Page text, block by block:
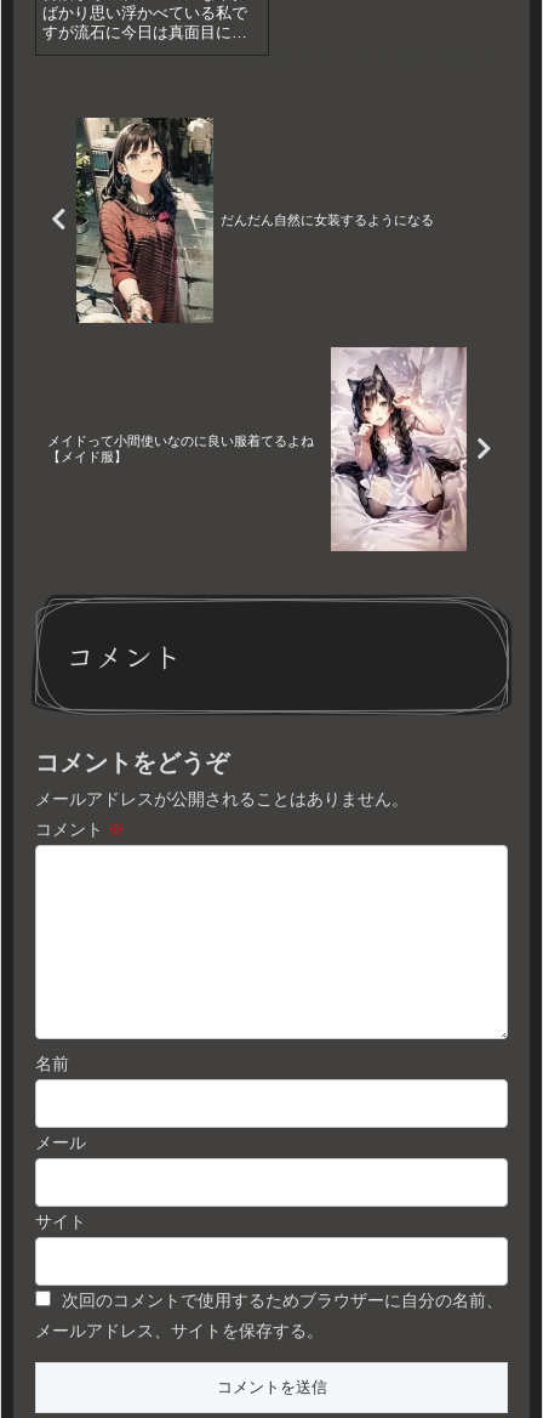
ばかり思い浮かべている私で
すが流石に今日は真面目に選
挙に行きます。どこに入れた
自民党のお友達立憲民主党：
唯一自民党より信用できな
い。維新...
だんだん自然に女装するようになる
メイドって小間使いなのに良い服着てるよね
【メイド服】
コメント
コメントをどうぞ
メールアドレスが公開されることはありません。
コメント ※
名前
メール
サイト
次回のコメントで使用するためブラウザーに自分の名前、
メールアドレス、サイトを保存する。